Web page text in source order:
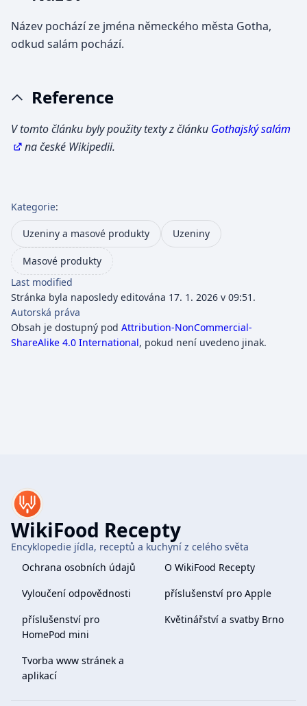
Název pochází ze jména německého města Gotha,
odkud salám pochází.
Reference
V tomto článku byly použity texty z článku Gothajský salám
na české Wikipedii.
Kategorie:
Uzeniny a masové produkty Uzeniny
Masové produkty
Last modified
Stránka byla naposledy editována 17. 1. 2026 v 09:51.
Autorská práva
Obsah je dostupný pod Attribution-NonCommercial-
ShareAlike 4.0 International, pokud není uvedeno jinak.
WikiFood Recepty
Encyklopedie jídla, receptů a kuchyní z celého světa
Ochrana osobních údajů
O WikiFood Recepty
Vyloučení odpovědnosti
příslušenství pro Apple
příslušenství pro
HomePod mini
Květinářství a svatby Brno
Tvorba www stránek a
aplikací